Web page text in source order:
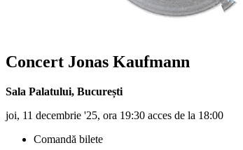
Concert Jonas Kaufmann
Sala Palatului, București
joi, 11 decembrie '25, ora 19:30 acces de la 18:00
Comandă bilete